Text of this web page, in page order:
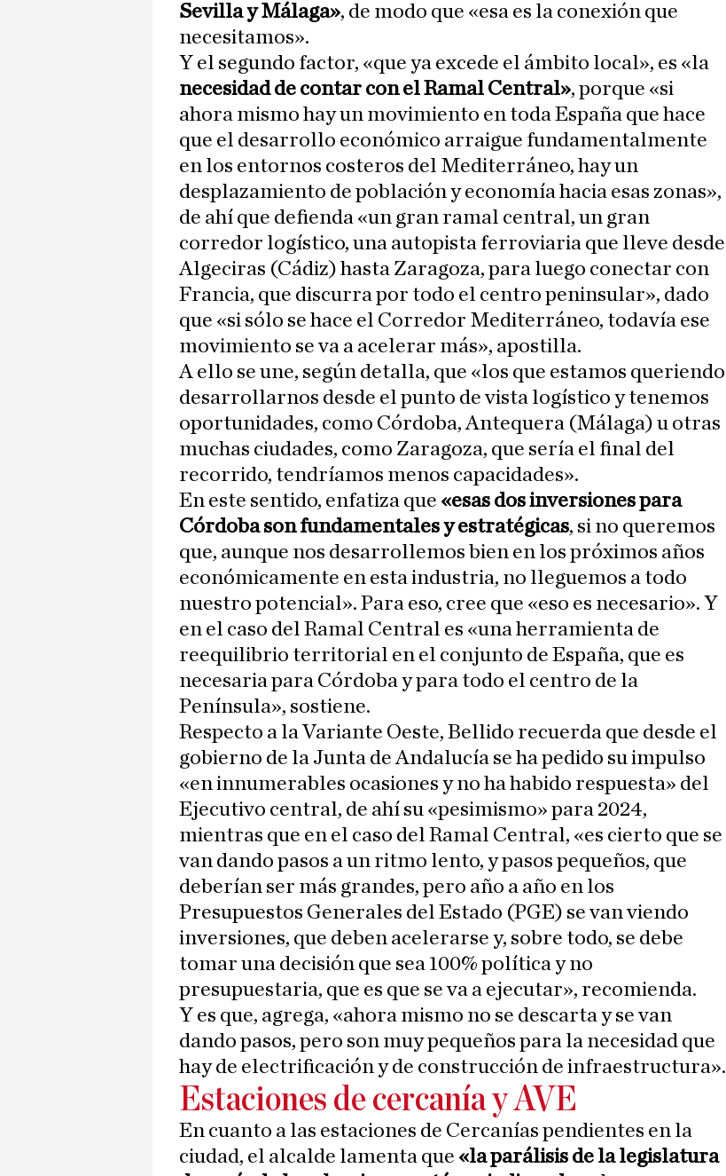
Sevilla y Málaga», de modo que «esa es la conexión que
necesitamos».
Y el segundo factor, «que ya excede el ámbito local», es «la
necesidad de contar con el Ramal Central», porque «si
ahora mismo hay un movimiento en toda España que hace
que el desarrollo económico arraigue fundamentalmente
en los entornos costeros del Mediterráneo, hay un
desplazamiento de población y economía hacia esas zonas»,
de ahí que defienda «un gran ramal central, un gran
corredor logístico, una autopista ferroviaria que lleve desde
Algeciras (Cádiz) hasta Zaragoza, para luego conectar con
Francia, que discurra por todo el centro peninsular», dado
que «si sólo se hace el Corredor Mediterráneo, todavía ese
movimiento se va a acelerar más», apostilla.
A ello se une, según detalla, que «los que estamos queriendo
desarrollarnos desde el punto de vista logístico y tenemos
oportunidades, como Córdoba, Antequera (Málaga) u otras
muchas ciudades, como Zaragoza, que sería el final del
recorrido, tendríamos menos capacidades».
En este sentido, enfatiza que «esas dos inversiones para
Córdoba son fundamentales y estratégicas, si no queremos
que, aunque nos desarrollemos bien en los próximos años
económicamente en esta industria, no lleguemos a todo
nuestro potencial». Para eso, cree que «eso es necesario». Y
en el caso del Ramal Central es «una herramienta de
reequilibrio territorial en el conjunto de España, que es
necesaria para Córdoba y para todo el centro de la
Península», sostiene.
Respecto a la Variante Oeste, Bellido recuerda que desde el
gobierno de la Junta de Andalucía se ha pedido su impulso
«en innumerables ocasiones y no ha habido respuesta» del
Ejecutivo central, de ahí su «pesimismo» para 2024,
mientras que en el caso del Ramal Central, «es cierto que se
van dando pasos a un ritmo lento, y pasos pequeños, que
deberían ser más grandes, pero año a año en los
Presupuestos Generales del Estado (PGE) se van viendo
inversiones, que deben acelerarse y, sobre todo, se debe
tomar una decisión que sea 100% política y no
presupuestaria, que es que se va a ejecutar», recomienda.
Y es que, agrega, «ahora mismo no se descarta y se van
dando pasos, pero son muy pequeños para la necesidad que
hay de electrificación y de construcción de infraestructura».
Estaciones de cercanía y AVE
En cuanto a las estaciones de Cercanías pendientes en la
ciudad, el alcalde lamenta que «la parálisis de la legislatura